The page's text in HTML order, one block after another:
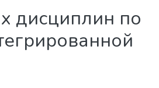
дисциплин по